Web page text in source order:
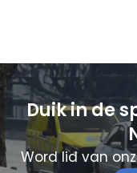
Duik in de
Word lid van